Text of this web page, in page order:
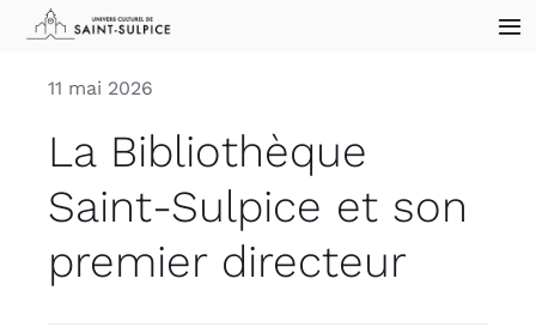
content
Archives
Collections
11 mai 2026
La Bibliothèque
Saint-Sulpice et son
premier directeur